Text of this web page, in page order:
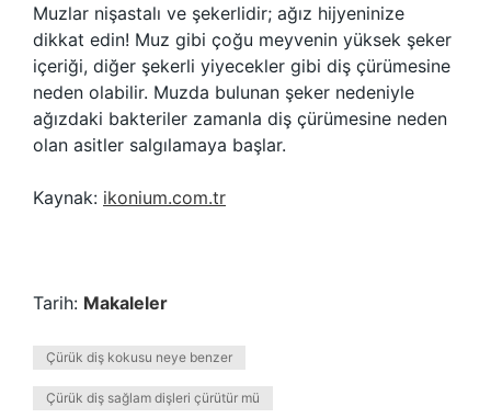
Muzlar nişastalı ve şekerlidir; ağız hijyeninize
dikkat edin! Muz gibi çoğu meyvenin yüksek şeker
içeriği, diğer şekerli yiyecekler gibi diş çürümesine
neden olabilir. Muzda bulunan şeker nedeniyle
ağızdaki bakteriler zamanla diş çürümesine neden
olan asitler salgılamaya başlar.
Kaynak: ikonium.com.tr
Tarih: Makaleler
Çürük diş kokusu neye benzer
Çürük diş sağlam dişleri çürütür mü